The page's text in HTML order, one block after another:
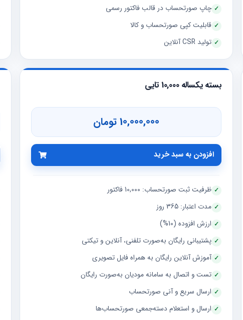
چاپ صورتحساب در قالب فاکتور رسمی
قابلیت کپی صورتحساب و کالا
تولید CSR آنلاین
بسته یکساله 10,000 تایی
10,000,000 تومان
افزودن به سبد خرید
ظرفیت ثبت صورتحساب: 10,000 فاکتور
مدت اعتبار: 365 روز
ارزش افزوده (10%)
پشتیبانی رایگان به‌صورت تلفنی، آنلاین و تیکتی
آموزش آنلاین رایگان به همراه فایل تصویری
تست و اتصال به سامانه مودیان به‌صورت رایگان
ارسال سریع و آنی صورتحساب
ارسال و استعلام دسته‌جمعی صورتحساب‌ها